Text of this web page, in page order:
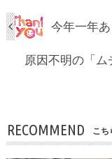
今年一年
原因不明の「
RECOMMEND こち